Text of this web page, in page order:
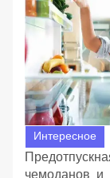
Интересное
чемоданов и